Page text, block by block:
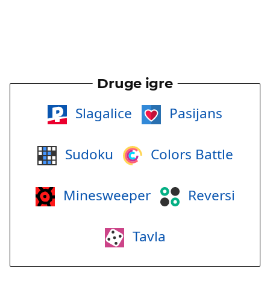
Druge igre
Slagalice Pasijans
Sudoku Colors Battle
Minesweeper Reversi
Tavla